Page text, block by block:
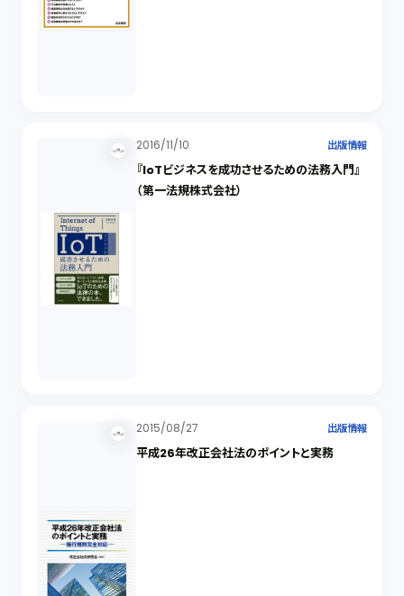
2016/11/10 出版情報
『IoTビジネスを成功させるための法務入門』
（第一法規株式会社）
2015/08/27 出版情報
平成26年改正会社法のポイントと実務